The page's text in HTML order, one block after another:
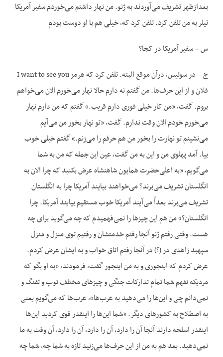
بعدازظهر تشریف می‌آوردند به ژنو. من نهار داشتم می‌خوردم سفیر آمریکا
تیلر به من تلفن کرد. تلفن کرد که، خیلی هم با او دوست بودم
س – سفیر آمریکا در کجا؟
ج – در سوئیس، درآن موقع البته. تلفن کرد که هرمز I want to see you
فلان و از این حرف‌ها. من گفتم نه دارم حالا نهار می‌خورم الان می‌خواهم
بروم. گفت، «من کار خیلی فوری دارم قریب.» گفتم که من دارم نهار
می‌خورم خودم الان وقت ندارم. گفت، «تو نهار بخور من می‌آیم
می‌نشینم تو نهارت را بخور من هم حرفم را می‌زنم.» گفتم خیلی خوب
بیا. آمد پهلوی من و این به من گفت، عین این جمله که من به شما
می‌گویم، «به اعلی‌حضرت همایون شاهنشاه عرض بکنید که چرا الان به
انگلستان تشریف می‌برند؟ می‌خواهند بیایند آمریکا چرا به انگلستان
تشریف می‌برند بعداً می‌آیند آمریکا خوب مستقیم بیایند آمریکا. چرا
انگلستان؟» من هم این چیزها را نمی‌فهمیدم که چه می‌گوید برای چه
هست. وقتی رفتم ژنو آنجا رفتم خدمتشان و رفتیم توی منزل و منزل
سپهبد زاهدی در (؟) در آنجا رفتم اتاق خواب و به ایشان عرض کردم.
عرض کردم که اینجوری و به من اینجور گفت، فرمودند، «به او بگو که
مردیکه نفهم شما تمام تدارکات جنگی و چیزهای مختلف توپ و تفنگ و
نمی‌دانم چی و این‌ها را می‌دهید به عرب‌ها»، عرب‌ها که می‌گویم یعنی
به اصطلاح به کشورهای دیگر. «شما این‌ها را اینقدر قوی کردید این‌ها
اینقدر اسلحه دارند آنجا آن را دارد، آن را دارد، آن را دارد، آن وقت به ما
نمی‌دهید. بعد هم به من از این حرف‌ها می‌زنید تازه به شما چه، شما چه